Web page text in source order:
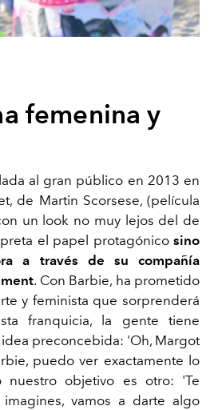
femenina y
al gran público en 2013 en
de Martin Scorsese, (película
un look no muy lejos del de
el papel protagónico sino
a través de su compañía
. Con Barbie, ha prometido
y feminista que sorprenderá
franquicia, la gente tiene
preconcebida: 'Oh, Margot
puedo ver exactamente lo
nuestro objetivo es otro: 'Te
vamos a darte algo